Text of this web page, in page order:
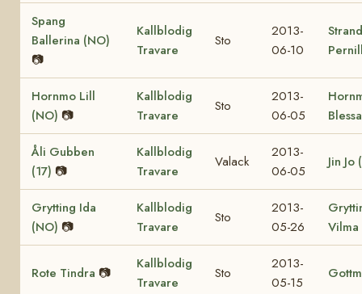
Spang
Ballerina (NO)
📷
Kallblodig
Travare
Sto
2013-
06-10
Hornmo Lill
(NO) 📷
Kallblodig
Travare
Sto
2013-
06-05
Åli Gubben
(17) 📷
Kallblodig
Travare
Valack
2013-
06-05
Jin Jo
Grytting Ida
(NO) 📷
Kallblodig
Travare
Sto
2013-
05-26
Rote Tindra 📷
Kallblodig
Travare
Sto
2013-
05-15